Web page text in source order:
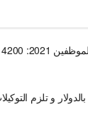
للدرجة الأولى
و تلزم